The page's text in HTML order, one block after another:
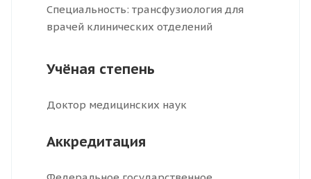
Специальность: трансфузиология для
врачей клинических отделений
Учёная степень
Доктор медицинских наук
Аккредитация